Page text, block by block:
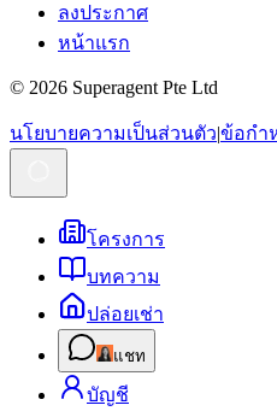
ลงประกาศ
หน้าแรก
© 2026 Superagent Pte Ltd
นโยบายความเป็นส่วนตัว|ข้อกำ
โครงการ
บทความ
ปล่อยเช่า
แชท
บัญชี